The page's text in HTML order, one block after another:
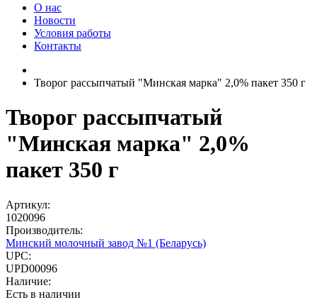
О нас
Новости
Условия работы
Контакты
Творог рассыпчатый "Минская марка" 2,0% пакет 350 г
Творог рассыпчатый
"Минская марка" 2,0%
пакет 350 г
Артикул:
1020096
Производитель:
Минский молочный завод №1 (Беларусь)
UPC:
UPD00096
Наличие:
Есть в наличии